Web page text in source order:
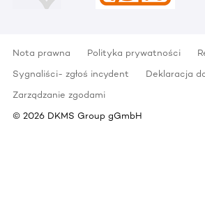
Nota prawna Polityka prywatności
Sygnaliści- zgłoś incydent
Deklaracja
Zarządzanie zgodami
© 2026 DKMS Group gGmbH